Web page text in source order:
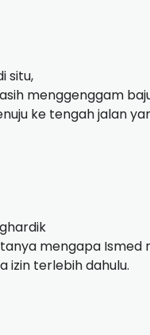
situ,
menggenggam
ke tengah jalan
mengapa Ismed
izin terlebih dahulu.